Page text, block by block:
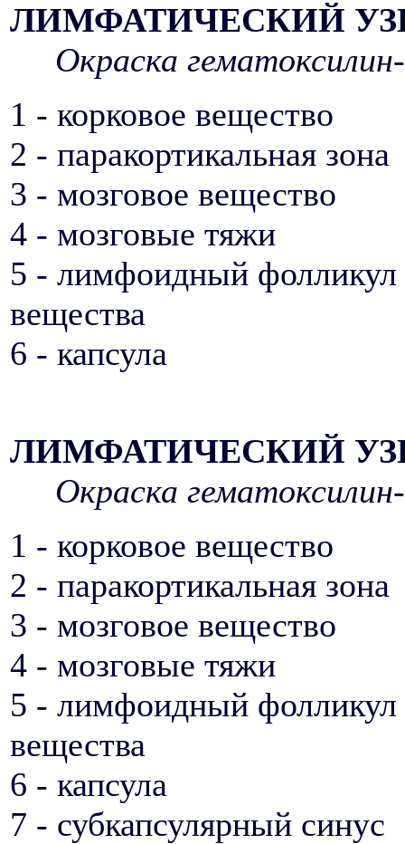
ЛИМФАТИЧЕСКИЙ
Окраска
1 - корковое вещество
2 - паракортикальная зона
3 - мозговое вещество
4 - мозговые тяжи
5 - лимфоидный фолликул
вещества
6 - капсула
ЛИМФАТИЧЕСКИЙ
Окраска
1 - корковое вещество
2 - паракортикальная зона
3 - мозговое вещество
4 - мозговые тяжи
5 - лимфоидный фолликул
вещества
6 - капсула
7 - субкапсулярный синус